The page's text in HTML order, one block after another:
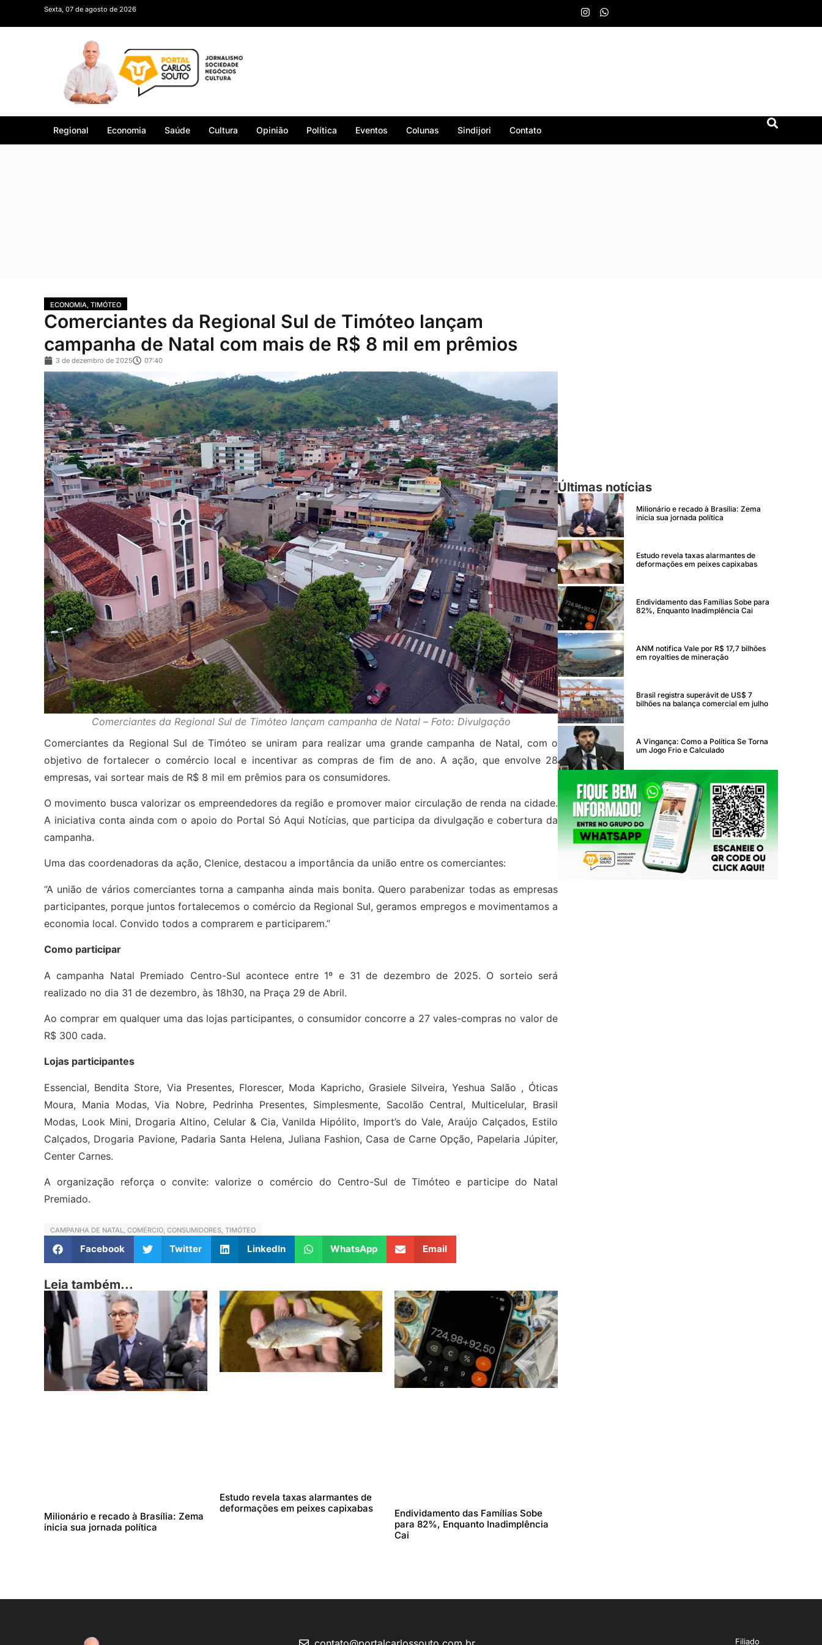
Sexta, 07 de agosto de 2026
Regional Economia Saúde Cultura Opinião Política Eventos Colunas Sindijori Contato
ECONOMIA, TIMÓTEO
Comerciantes da Regional Sul de Timóteo lançam
campanha de Natal com mais de R$ 8 mil em prêmios
3 de dezembro de 2025 07:40
Comerciantes da Regional Sul de Timóteo lançam campanha de Natal – Foto: Divulgação
Comerciantes da Regional Sul de Timóteo se uniram para realizar uma grande campanha de Natal, com o
objetivo de fortalecer o comércio local e incentivar as compras de fim de ano. A ação, que envolve 28
empresas, vai sortear mais de R$ 8 mil em prêmios para os consumidores.
O movimento busca valorizar os empreendedores da região e promover maior circulação de renda na cidade.
A iniciativa conta ainda com o apoio do Portal Só Aqui Notícias, que participa da divulgação e cobertura da
campanha.
Uma das coordenadoras da ação, Clenice, destacou a importância da união entre os comerciantes:
“A união de vários comerciantes torna a campanha ainda mais bonita. Quero parabenizar todas as empresas
participantes, porque juntos fortalecemos o comércio da Regional Sul, geramos empregos e movimentamos a
economia local. Convido todos a comprarem e participarem.”
Como participar
A campanha Natal Premiado Centro-Sul acontece entre 1º e 31 de dezembro de 2025. O sorteio será
realizado no dia 31 de dezembro, às 18h30, na Praça 29 de Abril.
Ao comprar em qualquer uma das lojas participantes, o consumidor concorre a 27 vales-compras no valor de
R$ 300 cada.
Lojas participantes
Essencial, Bendita Store, Via Presentes, Florescer, Moda Kapricho, Grasiele Silveira, Yeshua Salão , Óticas
Moura, Mania Modas, Via Nobre, Pedrinha Presentes, Simplesmente, Sacolão Central, Multicelular, Brasil
Modas, Look Mini, Drogaria Altino, Celular & Cia, Vanilda Hipólito, Import’s do Vale, Araújo Calçados, Estilo
Calçados, Drogaria Pavione, Padaria Santa Helena, Juliana Fashion, Casa de Carne Opção, Papelaria Júpiter,
Center Carnes.
A organização reforça o convite: valorize o comércio do Centro-Sul de Timóteo e participe do Natal
Premiado.
CAMPANHA DE NATAL COMÉRCIO CONSUMIDORES TIMÓTEO
Facebook Twitter LinkedIn WhatsApp Email
Leia também...
Milionário e recado à Brasília: Zema
inicia sua jornada política
Estudo revela taxas alarmantes de
deformações em peixes capixabas
Endividamento das Famílias Sobe
para 82%, Enquanto Inadimplência
Cai
Últimas notícias
Milionário e recado à Brasília: Zema
inicia sua jornada política
Estudo revela taxas alarmantes de
deformações em peixes capixabas
Endividamento das Famílias Sobe para
82%, Enquanto Inadimplência Cai
ANM notifica Vale por R$ 17,7 bilhões
em royalties de mineração
Brasil registra superávit de US$ 7
bilhões na balança comercial em julho
A Vingança: Como a Política Se Torna
um Jogo Frio e Calculado
Filiado